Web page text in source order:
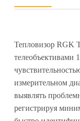
Тепловизор RGK
телеобъективами
измерительном
выявлять
регистрируя